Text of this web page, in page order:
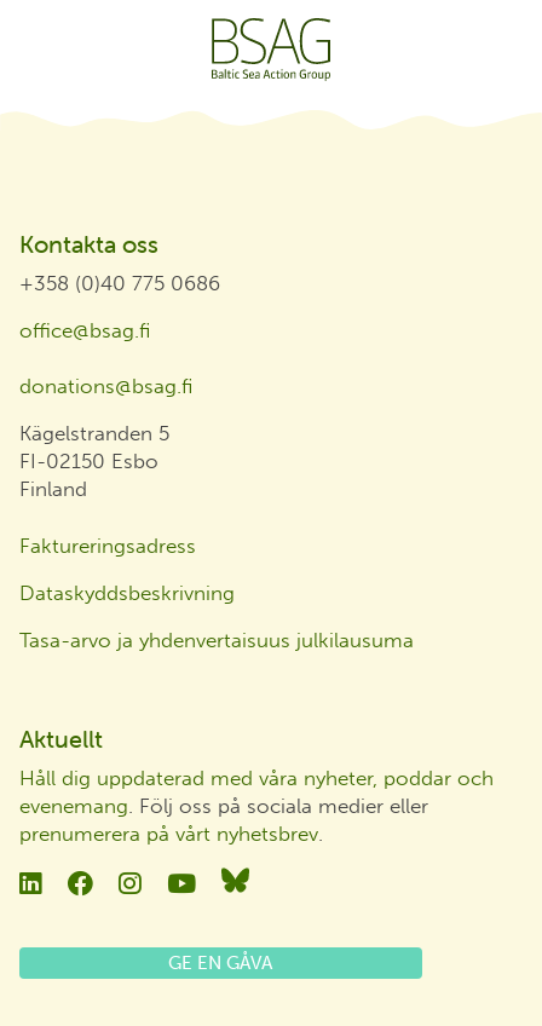
Kontakta oss
+358 (0)40 775 0686
office@bsag.fi
donations@bsag.fi
Kägelstranden 5
FI-02150 Esbo
Finland
Faktureringsadress
Dataskyddsbeskrivning
Tasa-arvo ja yhdenvertaisuus julkilausuma
Aktuellt
Håll dig uppdaterad med våra nyheter, poddar och
evenemang. Följ oss på sociala medier eller
prenumerera på vårt nyhetsbrev.
LinkedinFacebookInstagramYouTubeBluesky
GE EN GÅVA